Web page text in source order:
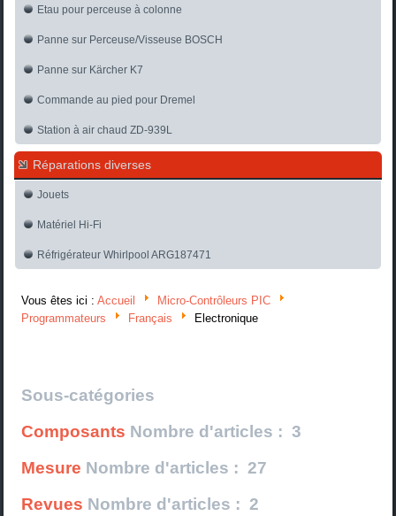
Etau pour perceuse à colonne
Panne sur Perceuse/Visseuse BOSCH
Panne sur Kärcher K7
Commande au pied pour Dremel
Station à air chaud ZD-939L
Réparations diverses
Jouets
Matériel Hi-Fi
Réfrigérateur Whirlpool ARG187471
Vous êtes ici :Accueil
Micro-Contrôleurs PIC
Programmateurs
Français Electronique
Sous-catégories
Composants Nombre d'articles : 3
Mesure Nombre d'articles : 27
Revues Nombre d'articles : 2